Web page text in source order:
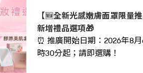
【🆕全新光感嫩膚面罩限量
新增禮品選項🎁
⏰ 推廣開始日期：2026年8
時30分起；請即選購！